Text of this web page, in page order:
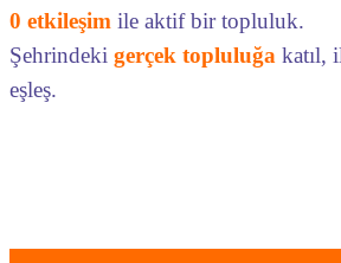
0 etkileşim ile aktif bir topluluk.
Şehrindeki gerçek topluluğa katıl,
eşleş.